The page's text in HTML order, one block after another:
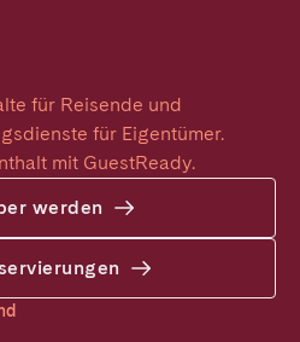
für Reisende und
für Eigentümer.
mit GuestReady.
werden